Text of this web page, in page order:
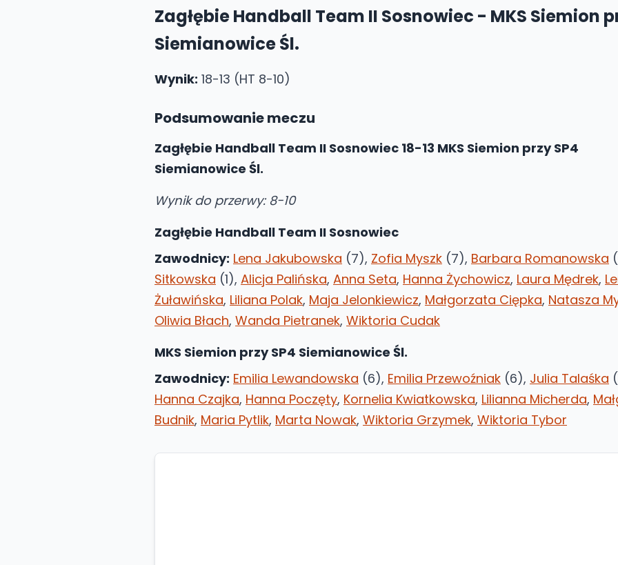
Zagłębie Handball Team II Sosnowiec - MKS Siemion
Siemianowice Śl.
Wynik: 18-13 (HT 8-10)
Podsumowanie meczu
Zagłębie Handball Team II Sosnowiec 18-13 MKS Siemion przy SP4
Siemianowice Śl.
Wynik do przerwy: 8-10
Zagłębie Handball Team II Sosnowiec
Zawodnicy: Lena Jakubowska (7), Zofia Myszk (7), Barbara Romanowska
Sitkowska (1), Alicja Palińska, Anna Seta, Hanna Żychowicz, Laura Mędrek,
Żuławińska, Liliana Polak, Maja Jelonkiewicz, Małgorzata Ciępka, Natasza
Oliwia Błach, Wanda Pietranek, Wiktoria Cudak
MKS Siemion przy SP4 Siemianowice Śl.
Zawodnicy: Emilia Lewandowska (6), Emilia Przewoźniak (6), Julia Talaśka
Hanna Czajka, Hanna Poczęty, Kornelia Kwiatkowska, Lilianna Micherda,
Budnik, Maria Pytlik, Marta Nowak, Wiktoria Grzymek, Wiktoria Tybor